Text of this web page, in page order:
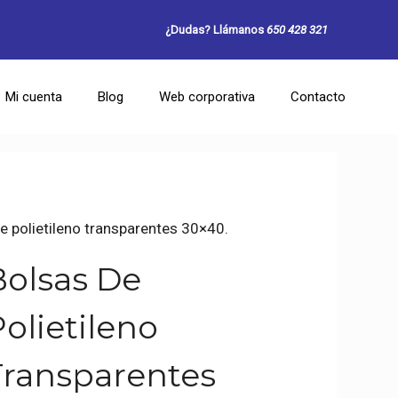
¿Dudas? Llámanos 650 428 321
Mi cuenta Blog Web corporativa Contacto
polietileno transparentes 30×40.
De